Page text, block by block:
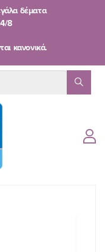
δέματα
8
κανονικά.